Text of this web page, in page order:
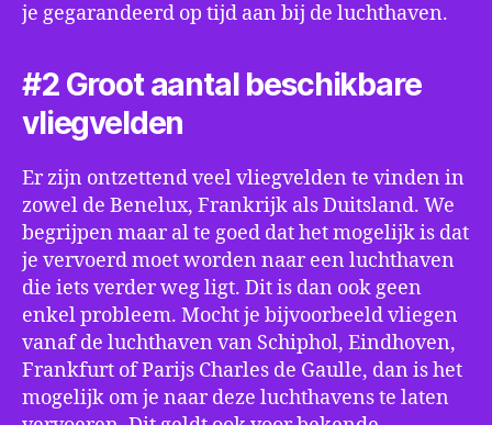
je gegarandeerd op tijd aan bij de luchthaven.
#2 Groot aantal beschikbare
vliegvelden
Er zijn ontzettend veel vliegvelden te vinden in
zowel de Benelux, Frankrijk als Duitsland. We
begrijpen maar al te goed dat het mogelijk is dat
je vervoerd moet worden naar een luchthaven
die iets verder weg ligt. Dit is dan ook geen
enkel probleem. Mocht je bijvoorbeeld vliegen
vanaf de luchthaven van Schiphol, Eindhoven,
Frankfurt of Parijs Charles de Gaulle, dan is het
mogelijk om je naar deze luchthavens te laten